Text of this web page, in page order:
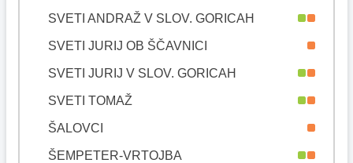
SVETI ANDRAŽ V SLOV. GORICAH
SVETI JURIJ OB ŠČAVNICI
SVETI JURIJ V SLOV. GORICAH
SVETI TOMAŽ
ŠALOVCI
ŠEMPETER-VRTOJBA